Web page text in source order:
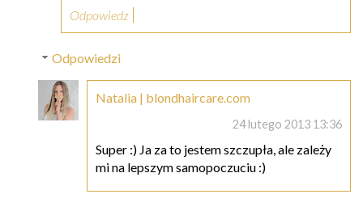
Odpowiedz
Odpowiedzi
Natalia | blondhaircare.com
24 lutego 2013 13:36
Super :) Ja za to jestem szczupła, ale zależy
mi na lepszym samopoczuciu :)